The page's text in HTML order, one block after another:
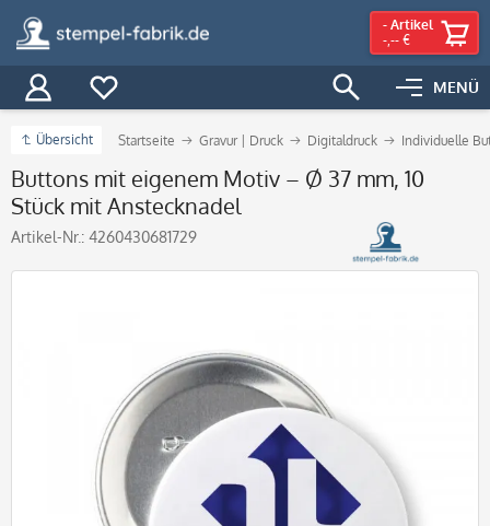
MENÜ
- Artikel
-,-- €
Übersicht Startseite Gravur | Druck Digitaldruck Individuelle
Buttons mit eigenem Motiv – Ø 37 mm, 10
Stück mit Anstecknadel
Artikel-Nr.: 4260430681729